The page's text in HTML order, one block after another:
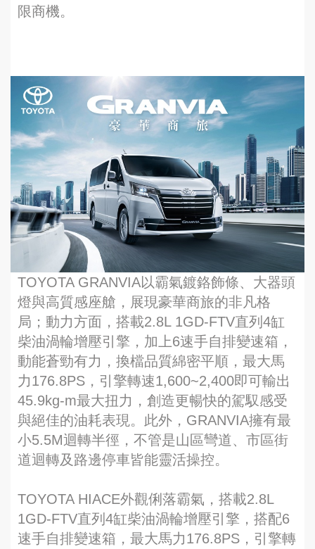
限商機。
TOYOTA GRANVIA以霸氣鍍鉻飾條、大器頭
燈與高質感座艙，展現豪華商旅的非凡格
局；動力方面，搭載2.8L 1GD-FTV直列4缸
柴油渦輪增壓引擎，加上6速手自排變速箱，
動能蒼勁有力，換檔品質綿密平順，最大馬
力176.8PS，引擎轉速1,600~2,400即可輸出
45.9kg-m最大扭力，創造更暢快的駕馭感受
與絕佳的油耗表現。此外，GRANVIA擁有最
小5.5M迴轉半徑，不管是山區彎道、市區街
道迴轉及路邊停車皆能靈活操控。
TOYOTA HIACE外觀俐落霸氣，搭載2.8L
1GD-FTV直列4缸柴油渦輪增壓引擎，搭配6
速手自排變速箱，最大馬力176.8PS，引擎轉